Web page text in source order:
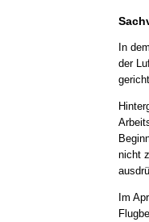
In
der
nicht
Im